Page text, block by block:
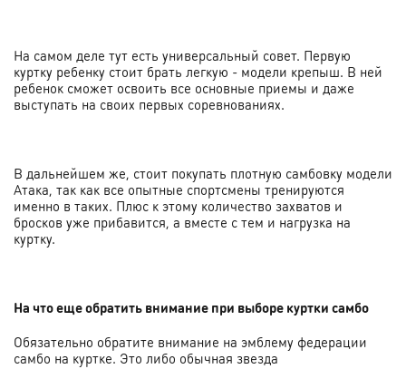
На самом деле тут есть универсальный совет. Первую
куртку ребенку стоит брать легкую - модели крепыш. В ней
ребенок сможет освоить все основные приемы и даже
выступать на своих первых соревнованиях.
В дальнейшем же, стоит покупать плотную самбовку модели
Атака, так как все опытные спортсмены тренируются
именно в таких. Плюс к этому количество захватов и
бросков уже прибавится, а вместе с тем и нагрузка на
куртку.
На что еще обратить внимание при выборе куртки самбо
Обязательно обратите внимание на эмблему федерации
самбо на куртке. Это либо обычная звезда